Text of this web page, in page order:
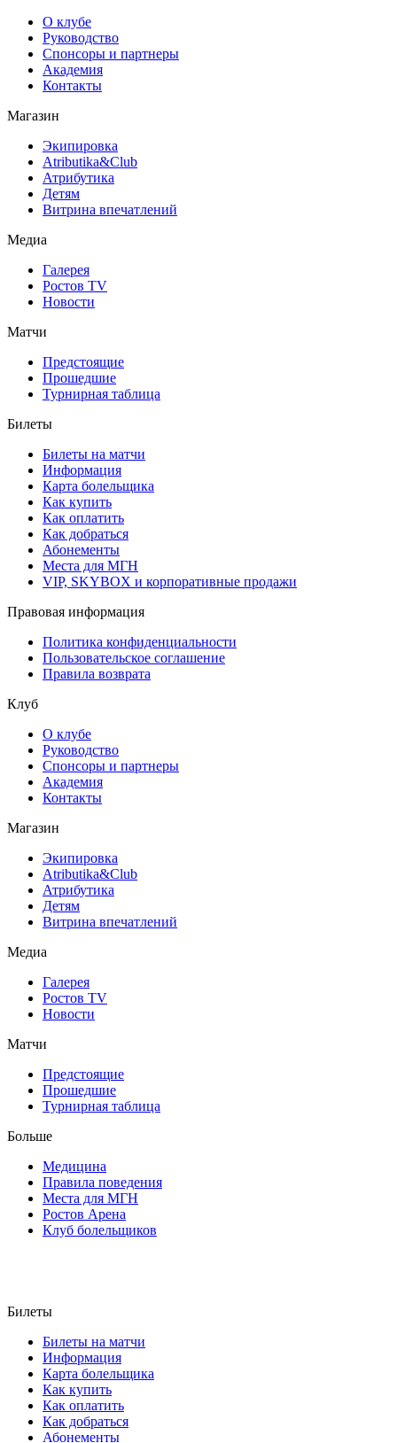
О клубе
Руководство
Спонсоры и партнеры
Академия
Контакты
Магазин
Экипировка
Atributika&Club
Атрибутика
Детям
Витрина впечатлений
Медиа
Галерея
Ростов TV
Новости
Матчи
Предстоящие
Прошедшие
Турнирная таблица
Билеты
Билеты на матчи
Информация
Карта болельщика
Как купить
Как оплатить
Как добраться
Абонементы
Места для МГН
VIP, SKYBOX и корпоративные продажи
Правовая информация
Политика конфиденциальности
Пользовательское соглашение
Правила возврата
Клуб
О клубе
Руководство
Спонсоры и партнеры
Академия
Контакты
Магазин
Экипировка
Atributika&Club
Атрибутика
Детям
Витрина впечатлений
Медиа
Галерея
Ростов TV
Новости
Матчи
Предстоящие
Прошедшие
Турнирная таблица
Больше
Медицина
Правила поведения
Места для МГН
Ростов Арена
Клуб болельщиков
Билеты
Билеты на матчи
Информация
Карта болельщика
Как купить
Как оплатить
Как добраться
Абонементы